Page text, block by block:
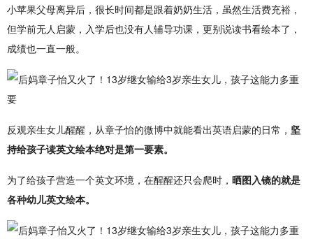
小苹果父母离异后，很长时间都是跟着奶奶生活，虽然生活费充裕，
但学前无人启蒙，入学后也没有人辅导功课，更别说读书看绘本了，
成绩也一直一般。
反观亲生女儿醒醒，从章子怡的微博中就能看出英语启蒙的日常， 坚
持给孩子读英文绘本绝对是第一要素。
为了给孩子营造一个英文环境，在醒醒还只会爬时， 晒图入镜的就是
各种幼儿英文绘本。